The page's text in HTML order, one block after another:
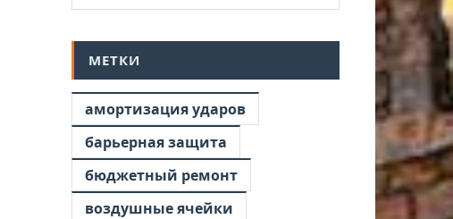
МЕТКИ
амортизация ударов
барьерная защита
бюджетный ремонт
воздушные ячейки